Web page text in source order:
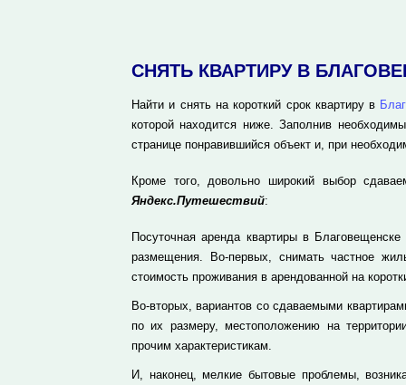
СНЯТЬ КВАРТИРУ В
Найти и снять на короткий срок квартиру в
которой находится ниже. Заполнив
странице понравившийся объект и, при
Кроме того, довольно широкий выбор
Яндекс.Путешествий:
Посуточная аренда квартиры в
размещения. Во-первых, снимать частное
стоимость проживания в арендованной на
Во-вторых, вариантов со сдаваемыми
по их размеру, местоположению на
прочим характеристикам.
И, наконец, мелкие бытовые проблемы,